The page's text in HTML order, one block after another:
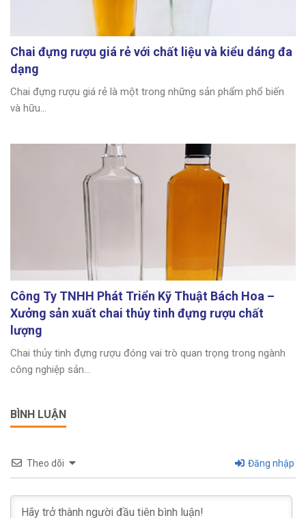
Chai đựng rượu giá rẻ với chất liệu và kiểu dáng đa
dạng
Chai đựng rượu giá rẻ là một trong những sản phẩm phổ biến
và hữu...
Công Ty TNHH Phát Triển Kỹ Thuật Bách Hoa –
Xưởng sản xuất chai thủy tinh đựng rượu chất
lượng
Chai thủy tinh đựng rượu đóng vai trò quan trọng trong ngành
công nghiệp sản...
BÌNH LUẬN
Theo dõi Đăng nhập